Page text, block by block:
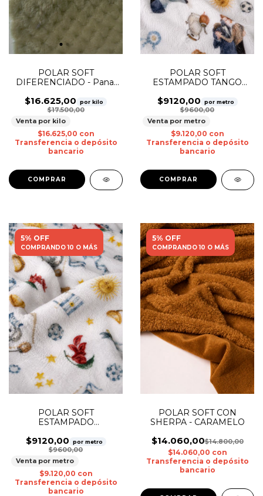
POLAR SOFT
DIFERENCIADO - Panal
$16.625,00 por kilo
$17.500,00
Venta por kilo
$16.625,00 con
Transferencia o depósito
bancario
POLAR SOFT
ESTAMPADO TANGO
$9120,00 por metro
$9600,00
Venta por metro
$9.120,00 con
Transferencia o depósito
bancario
5% OFF
COMPRANDO 10 O MÁS
POLAR SOFT
ESTAMPADO
$9120,00 por metro
$9600,00
Venta por metro
$9.120,00 con
Transferencia o depósito
bancario
5% OFF
COMPRANDO 10 O MÁS
POLAR SOFT CON
SHERPA - CARAMELO
$14.060,00$14.800,00
$14.060,00 con
Transferencia o depósito
bancario